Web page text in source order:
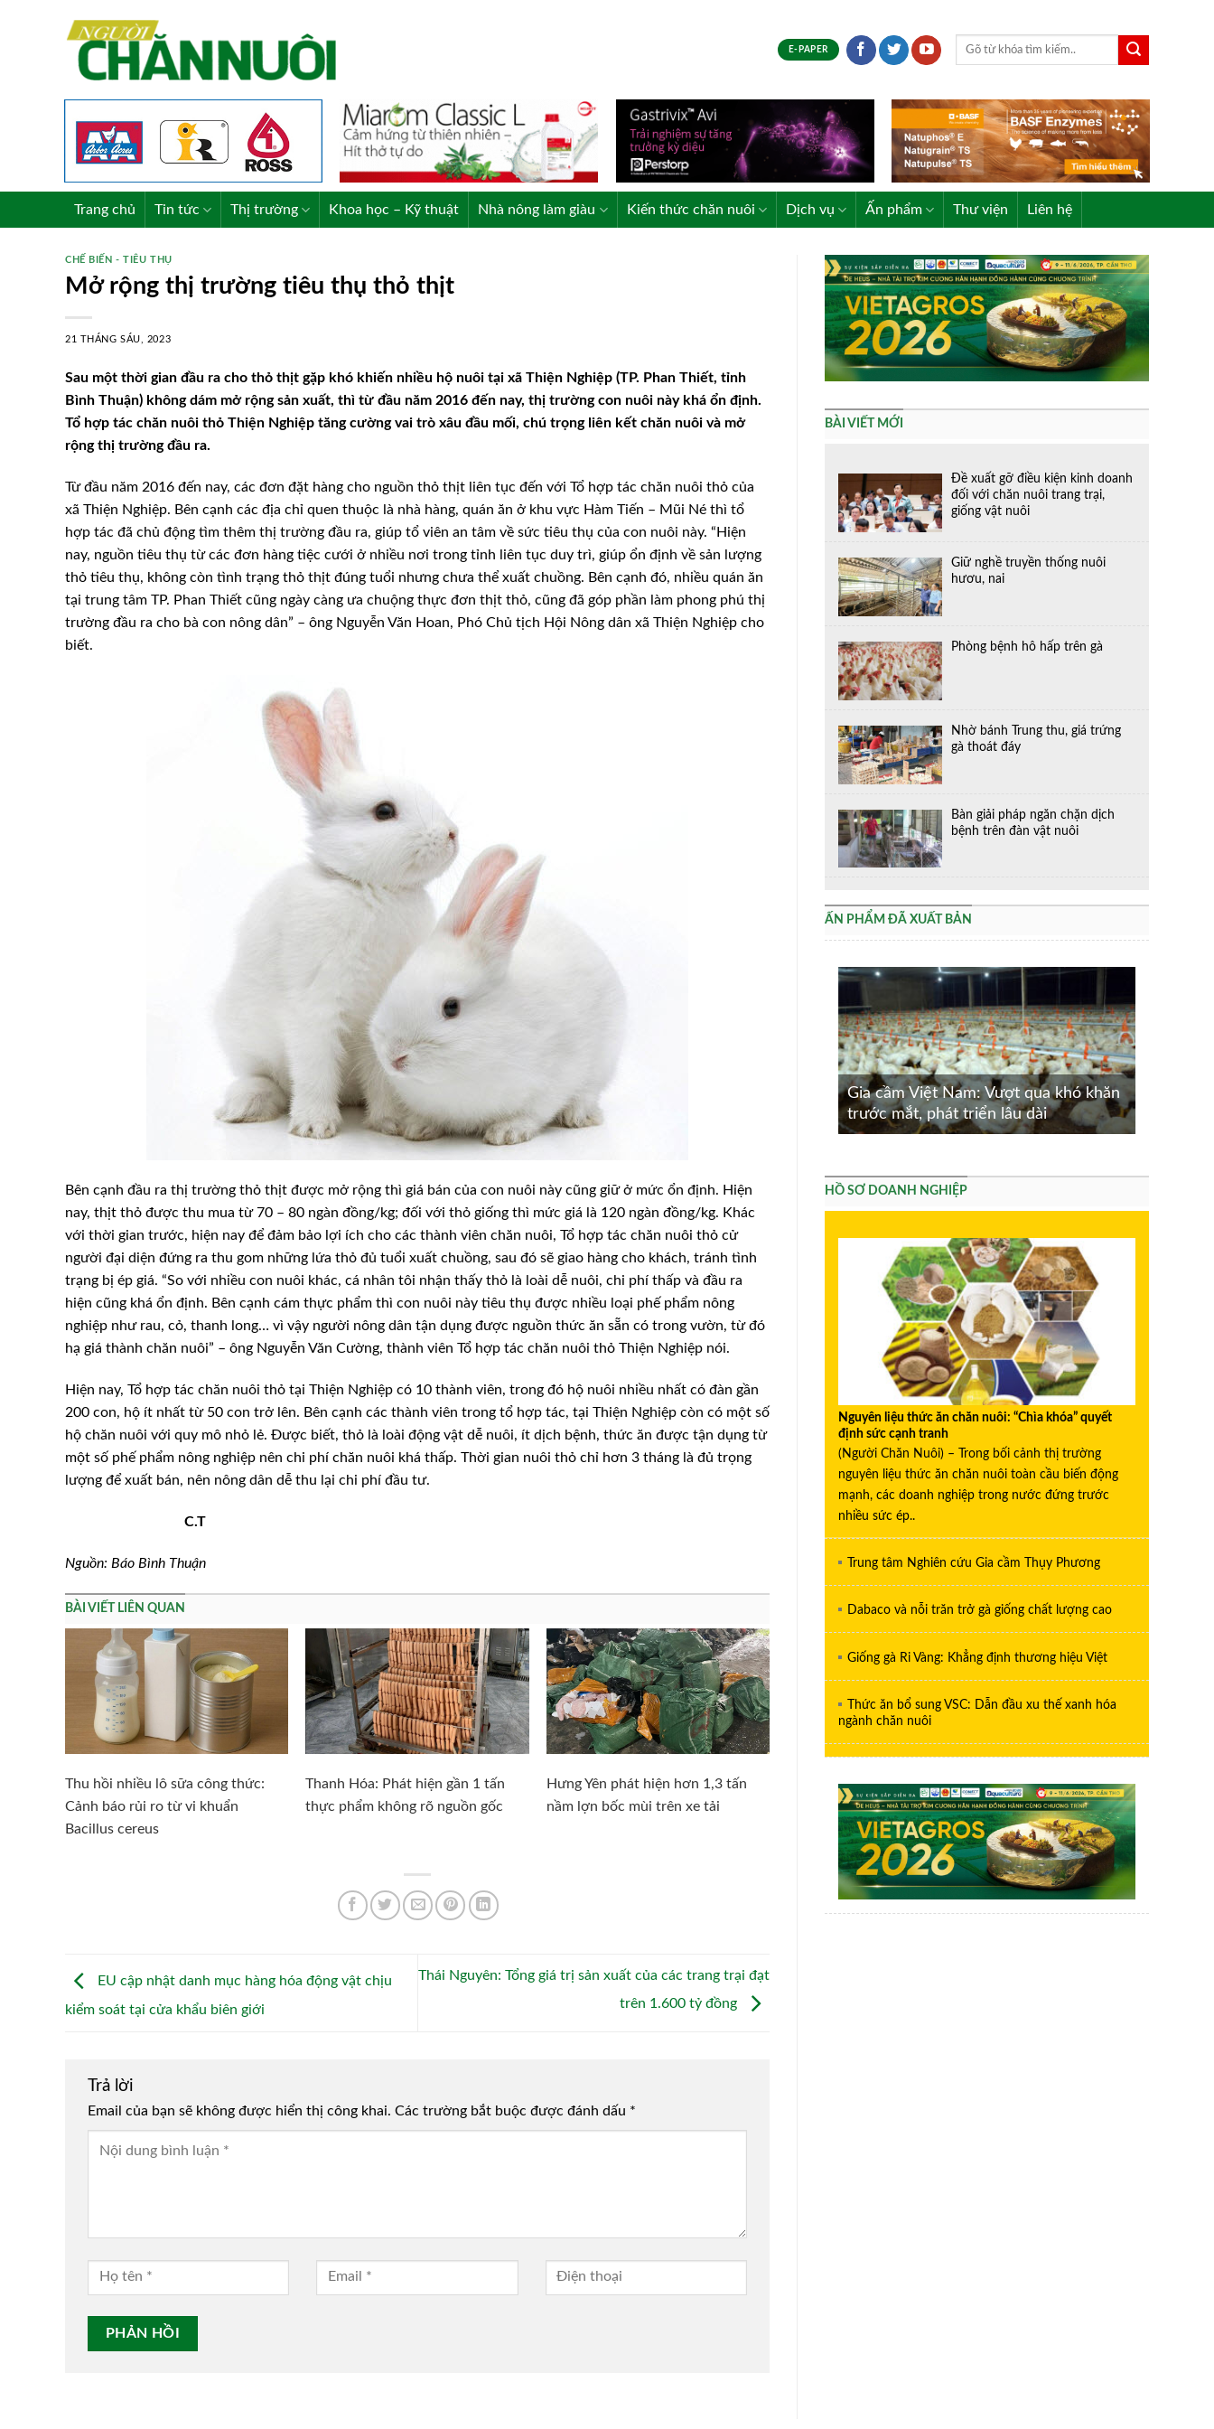
E-PAPER
Trang chủ Tin tức Thị trường Khoa học – Kỹ thuật Nhà nông làm giàu Kiến thức chăn nuôi Dịch vụ Ấn phẩm Thư viện Liên hệ
CHẾ BIẾN - TIÊU THỤ
Mở rộng thị trường tiêu thụ thỏ thịt
21 THÁNG SÁU, 2023
Sau một thời gian đầu ra cho thỏ thịt gặp khó khiến nhiều hộ nuôi tại xã Thiện Nghiệp (TP. Phan Thiết, tỉnh
Bình Thuận) không dám mở rộng sản xuất, thì từ đầu năm 2016 đến nay, thị trường con nuôi này khá ổn định.
Tổ hợp tác chăn nuôi thỏ Thiện Nghiệp tăng cường vai trò xâu đầu mối, chú trọng liên kết chăn nuôi và mở
rộng thị trường đầu ra.
Từ đầu năm 2016 đến nay, các đơn đặt hàng cho nguồn thỏ thịt liên tục đến với Tổ hợp tác chăn nuôi thỏ của
xã Thiện Nghiệp. Bên cạnh các địa chỉ quen thuộc là nhà hàng, quán ăn ở khu vực Hàm Tiến – Mũi Né thì tổ
hợp tác đã chủ động tìm thêm thị trường đầu ra, giúp tổ viên an tâm về sức tiêu thụ của con nuôi này. “Hiện
nay, nguồn tiêu thụ từ các đơn hàng tiệc cưới ở nhiều nơi trong tỉnh liên tục duy trì, giúp ổn định về sản lượng
thỏ tiêu thụ, không còn tình trạng thỏ thịt đúng tuổi nhưng chưa thể xuất chuồng. Bên cạnh đó, nhiều quán ăn
tại trung tâm TP. Phan Thiết cũng ngày càng ưa chuộng thực đơn thịt thỏ, cũng đã góp phần làm phong phú thị
trường đầu ra cho bà con nông dân” – ông Nguyễn Văn Hoan, Phó Chủ tịch Hội Nông dân xã Thiện Nghiệp cho
biết.
Bên cạnh đầu ra thị trường thỏ thịt được mở rộng thì giá bán của con nuôi này cũng giữ ở mức ổn định. Hiện
nay, thịt thỏ được thu mua từ 70 – 80 ngàn đồng/kg; đối với thỏ giống thì mức giá là 120 ngàn đồng/kg. Khác
với thời gian trước, hiện nay để đảm bảo lợi ích cho các thành viên chăn nuôi, Tổ hợp tác chăn nuôi thỏ cử
người đại diện đứng ra thu gom những lứa thỏ đủ tuổi xuất chuồng, sau đó sẽ giao hàng cho khách, tránh tình
trạng bị ép giá. “So với nhiều con nuôi khác, cá nhân tôi nhận thấy thỏ là loài dễ nuôi, chi phí thấp và đầu ra
hiện cũng khá ổn định. Bên cạnh cám thực phẩm thì con nuôi này tiêu thụ được nhiều loại phế phẩm nông
nghiệp như rau, cỏ, thanh long… vì vậy người nông dân tận dụng được nguồn thức ăn sẵn có trong vườn, từ đó
hạ giá thành chăn nuôi” – ông Nguyễn Văn Cường, thành viên Tổ hợp tác chăn nuôi thỏ Thiện Nghiệp nói.
Hiện nay, Tổ hợp tác chăn nuôi thỏ tại Thiện Nghiệp có 10 thành viên, trong đó hộ nuôi nhiều nhất có đàn gần
200 con, hộ ít nhất từ 50 con trở lên. Bên cạnh các thành viên trong tổ hợp tác, tại Thiện Nghiệp còn có một số
hộ chăn nuôi với quy mô nhỏ lẻ. Được biết, thỏ là loài động vật dễ nuôi, ít dịch bệnh, thức ăn được tận dụng từ
một số phế phẩm nông nghiệp nên chi phí chăn nuôi khá thấp. Thời gian nuôi thỏ chỉ hơn 3 tháng là đủ trọng
lượng để xuất bán, nên nông dân dễ thu lại chi phí đầu tư.
C.T
Nguồn: Báo Bình Thuận
BÀI VIẾT LIÊN QUAN
Thu hồi nhiều lô sữa công thức:
Cảnh báo rủi ro từ vi khuẩn
Bacillus cereus
Thanh Hóa: Phát hiện gần 1 tấn
thực phẩm không rõ nguồn gốc
Hưng Yên phát hiện hơn 1,3 tấn
nầm lợn bốc mùi trên xe tải
EU cập nhật danh mục hàng hóa động vật chịu
kiểm soát tại cửa khẩu biên giới
Thái Nguyên: Tổng giá trị sản xuất của các trang trại đạt
trên 1.600 tỷ đồng
Trả lời
Email của bạn sẽ không được hiển thị công khai. Các trường bắt buộc được đánh dấu *
Alternative:
BÀI VIẾT MỚI
Đề xuất gỡ điều kiện kinh doanh
đối với chăn nuôi trang trại,
giống vật nuôi
Giữ nghề truyền thống nuôi
hươu, nai
Phòng bệnh hô hấp trên gà
Nhờ bánh Trung thu, giá trứng
gà thoát đáy
Bàn giải pháp ngăn chặn dịch
bệnh trên đàn vật nuôi
ẤN PHẨM ĐÃ XUẤT BẢN
Gia cầm Việt Nam: Vượt qua khó khăn
trước mắt, phát triển lâu dài
FAO: Chỉ số giá thực phẩm thế giới
tháng 6/2025 tăng do giá thịt, sữa và
dầu thực vật tăng
Xử lý heo nái sau khi sinh bị sốt
HỒ SƠ DOANH NGHIỆP
Nguyên liệu thức ăn chăn nuôi: “Chìa khóa” quyết
định sức cạnh tranh
(Người Chăn Nuôi) – Trong bối cảnh thị trường
nguyên liệu thức ăn chăn nuôi toàn cầu biến động
mạnh, các doanh nghiệp trong nước đứng trước
nhiều sức ép..
Trung tâm Nghiên cứu Gia cầm Thụy Phương
Dabaco và nỗi trăn trở gà giống chất lượng cao
Giống gà Ri Vàng: Khẳng định thương hiệu Việt
Thức ăn bổ sung VSC: Dẫn đầu xu thế xanh hóa
ngành chăn nuôi